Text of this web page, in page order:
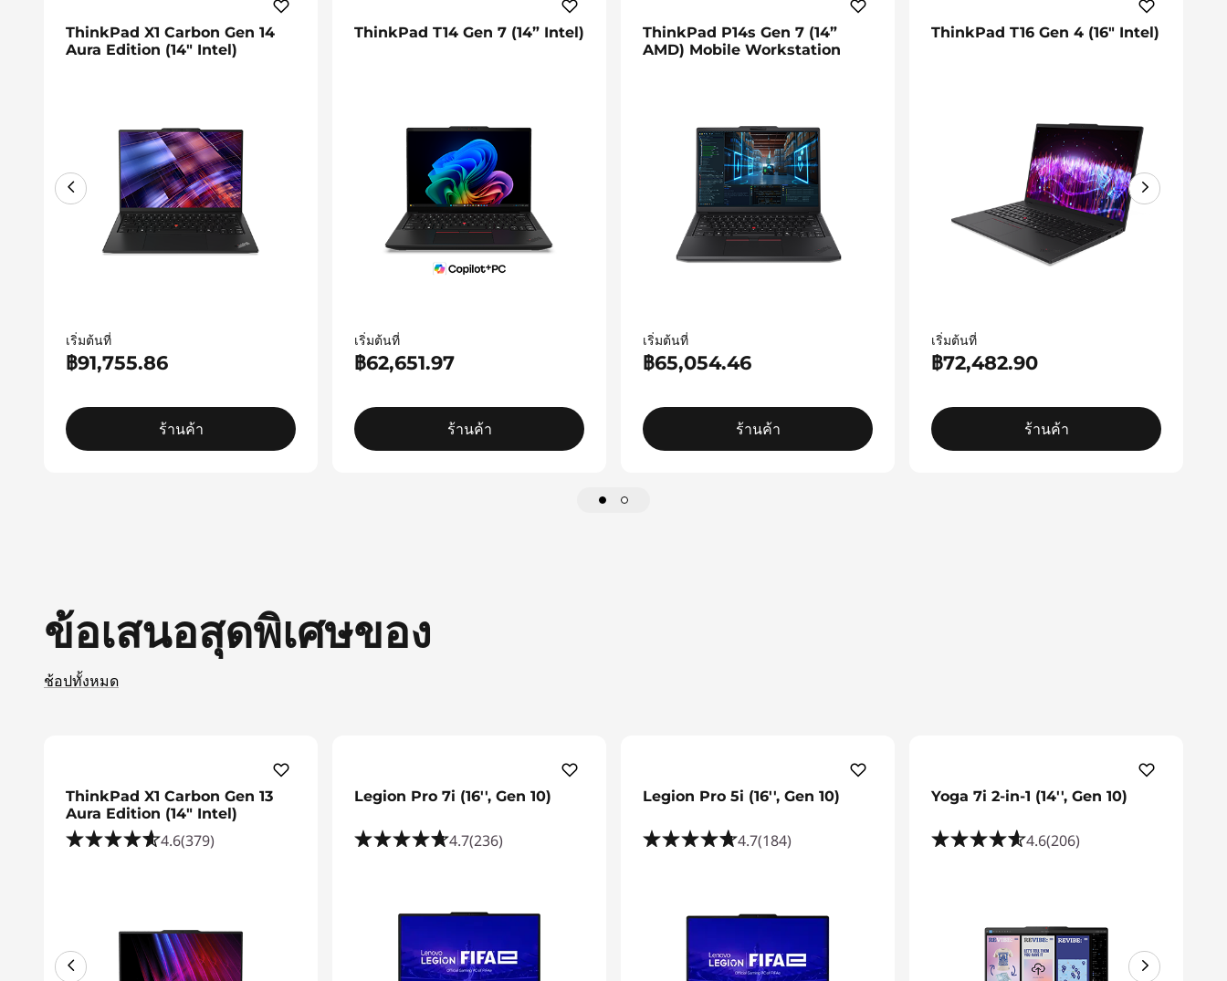
ThinkPad X1 Carbon Gen 14
Aura Edition (14″ Intel)
เริ่มต้นที่
฿91,755.86
ร้านค้า
ThinkPad T14 Gen 7 (14” Intel)
เริ่มต้นที่
฿62,651.97
ร้านค้า
ThinkPad P14s Gen 7 (14”
AMD) Mobile Workstation
เริ่มต้นที่
฿65,054.46
ร้านค้า
ThinkPad T16 Gen 4 (16" Intel)
เริ่มต้นที่
฿72,482.90
ร้านค้า
ข้อเสนอสุดพิเศษของ
ช้อปทั้งหมด
ThinkPad X1 Carbon Gen 13
Aura Edition (14ʺ Intel)
4.6(379)
Legion Pro 7i (16'', Gen 10)
4.7(236)
Legion Pro 5i (16'', Gen 10)
4.7(184)
Yoga 7i 2-in-1 (14'', Gen 10)
4.6(206)